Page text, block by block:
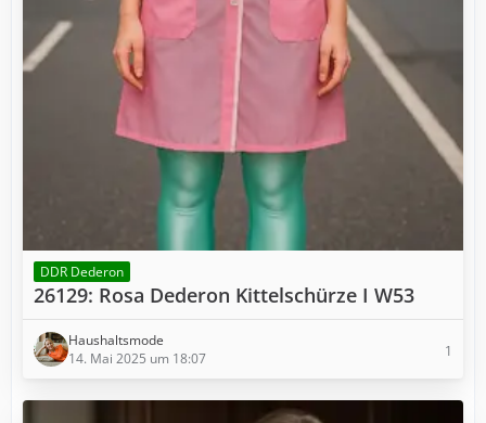
DDR Dederon
26129: Rosa Dederon Kittelschürze I W53
Haushaltsmode
14. Mai 2025 um 18:07
1